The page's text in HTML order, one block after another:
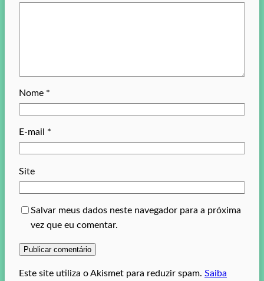
Nome *
E-mail *
Site
Salvar meus dados neste navegador para a próxima
vez que eu comentar.
Este site utiliza o Akismet para reduzir spam. Saiba